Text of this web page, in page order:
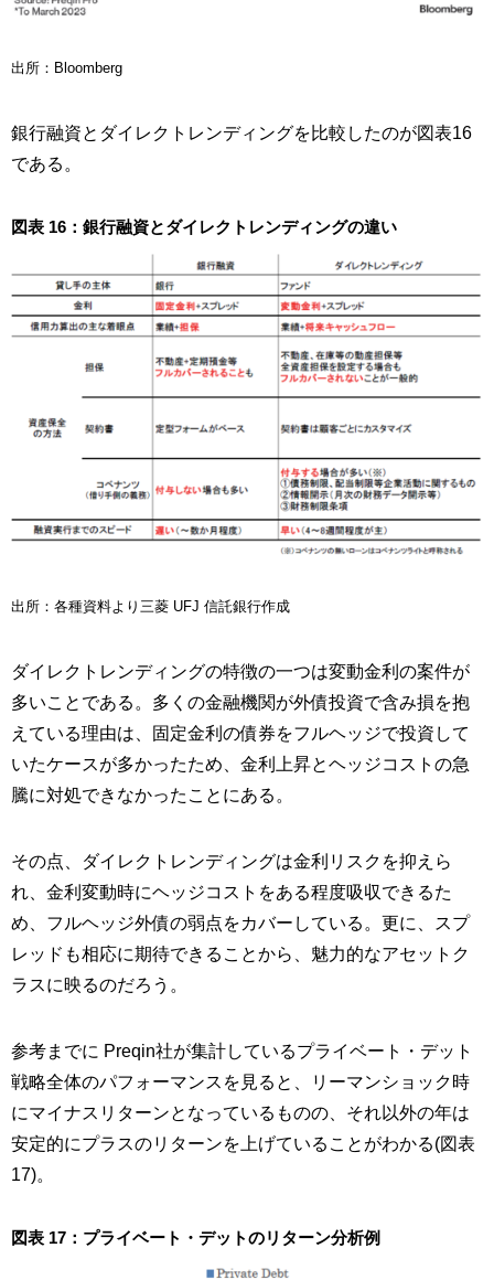
出所：Bloomberg
銀行融資とダイレクトレンディングを比較したのが図表16
である。
図表 16：銀行融資とダイレクトレンディングの違い
出所：各種資料より三菱 UFJ 信託銀行作成
ダイレクトレンディングの特徴の一つは変動金利の案件が
多いことである。多くの金融機関が外債投資で含み損を抱
えている理由は、固定金利の債券をフルヘッジで投資して
いたケースが多かったため、金利上昇とヘッジコストの急
騰に対処できなかったことにある。
その点、ダイレクトレンディングは金利リスクを抑えら
れ、金利変動時にヘッジコストをある程度吸収できるた
め、フルヘッジ外債の弱点をカバーしている。更に、スプ
レッドも相応に期待できることから、魅力的なアセットク
ラスに映るのだろう。
参考までに Preqin社が集計しているプライベート・デット
戦略全体のパフォーマンスを見ると、リーマンショック時
にマイナスリターンとなっているものの、それ以外の年は
安定的にプラスのリターンを上げていることがわかる(図表
17)。
図表 17：プライベート・デットのリターン分析例